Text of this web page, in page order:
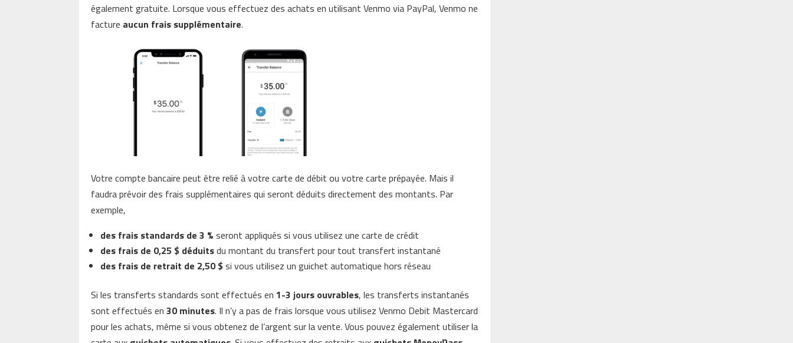
également gratuite. Lorsque vous effectuez des achats en utilisant Venmo via PayPal, Venmo ne
facture aucun frais supplémentaire.
Votre compte bancaire peut être relié à votre carte de débit ou votre carte prépayée. Mais il
faudra prévoir des frais supplémentaires qui seront déduits directement des montants. Par
exemple,
des frais standards de 3 %seront appliqués si vous utilisez une carte de crédit
des frais de 0,25 $ déduitsdu montant du transfert pour tout transfert instantané
des frais de retrait de 2,50 $si vous utilisez un guichet automatique hors réseau
Si les transferts standards sont effectués en 1-3 jours ouvrables, les transferts instantanés
sont effectués en30 minutes. Il n’y a pas de frais lorsque vous utilisez Venmo Debit Mastercard
pour les achats, même si vous obtenez de l’argent sur la vente. Vous pouvez également utiliser la